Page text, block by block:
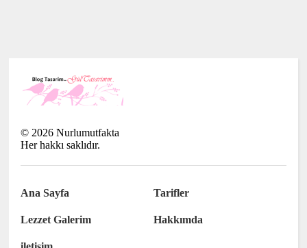
© 2026 Nurlumutfakta
Her hakkı saklıdır.
Ana Sayfa Tarifler
Lezzet Galerim Hakkımda